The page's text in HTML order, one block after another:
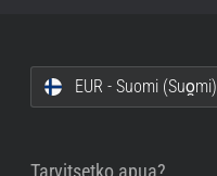
EUR - Suomi (Suo̯mi)
Tarvitsetko apua?